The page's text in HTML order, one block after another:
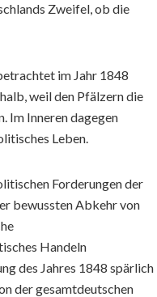
Zweifel, ob die
im Jahr 1848
weil den Pfälzern die
Im Inneren dagegen
Leben.
Forderungen der
bewussten Abkehr von
Handeln
des Jahres 1848 spärlich
der gesamtdeutschen